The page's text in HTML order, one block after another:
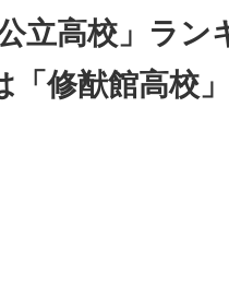
合サイト
門サイト
立高校」ラン
修猷館高校